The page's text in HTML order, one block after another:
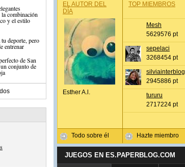
combinación
y el estilo
deporte, pero
entrenar
de San
conjunto de
EL AUTOR DEL
DÍA
Esther A.l.
Todo sobre él
TOP MIEMBROS
Mesh
5629576 pt
sepelaci
3268454 pt
silviainterblog
2945886 pt
tururu
2717224 pt
Hazte miembro
JUEGOS EN ES.PAPERBLOG.COM